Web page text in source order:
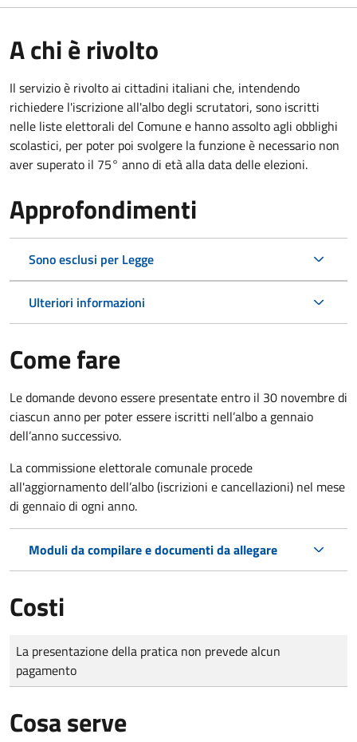
A chi è rivolto
Il servizio è rivolto ai cittadini italiani che, intendendo
richiedere l'iscrizione all'albo degli scrutatori, sono iscritti
nelle liste elettorali del Comune e hanno assolto agli obblighi
scolastici, per poter poi svolgere la funzione è necessario non
aver superato il 75° anno di età alla data delle elezioni.
Approfondimenti
Sono esclusi per Legge
Ulteriori informazioni
Come fare
Le domandedevono essere presentate entro il 30 novembre di
ciascun anno per poter essere iscritti nell’albo a gennaio
dell’anno successivo.
La commissione elettorale comunale procede
all'aggiornamento dell’albo (iscrizioni e cancellazioni) nel mese
di gennaio di ogni anno.
Moduli da compilare e documenti da allegare
Costi
Tipo di pagamento
Importo
La presentazione della pratica non prevede alcun
pagamento
Cosa serve